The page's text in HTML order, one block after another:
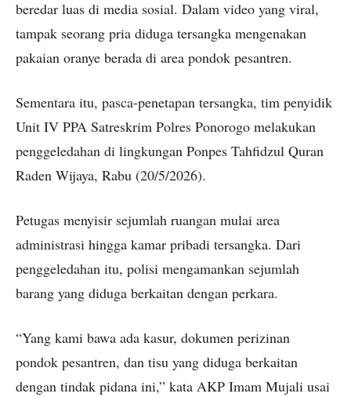
beredar luas di media sosial. Dalam video yang viral,
tampak seorang pria diduga tersangka mengenakan
pakaian oranye berada di area pondok pesantren.
Sementara itu, pasca-penetapan tersangka, tim penyidik
Unit IV PPA Satreskrim Polres Ponorogo melakukan
penggeledahan di lingkungan Ponpes Tahfidzul Quran
Raden Wijaya, Rabu (20/5/2026).
Petugas menyisir sejumlah ruangan mulai area
administrasi hingga kamar pribadi tersangka. Dari
penggeledahan itu, polisi mengamankan sejumlah
barang yang diduga berkaitan dengan perkara.
“Yang kami bawa ada kasur, dokumen perizinan
pondok pesantren, dan tisu yang diduga berkaitan
dengan tindak pidana ini,” kata AKP Imam Mujali usai